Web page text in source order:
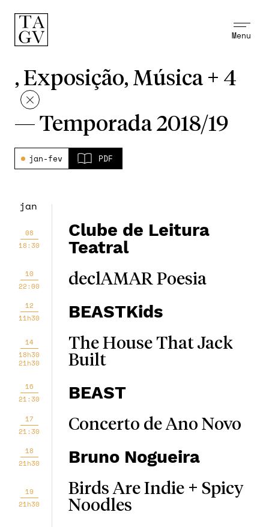
Menu
, Exposição, Música + 4
— Temporada 2018/19
jan-fev PDF
jan
08
18:30
Clube de Leitura
Teatral
10
22:00
declAMAR Poesia
12
11h30
BEASTKids
14
18h30
21h30
The House That Jack
Built
16
21:30
BEAST
17
21:30
Concerto de Ano Novo
18
21h30
Bruno Nogueira
19
21h30
Birds Are Indie + Spicy
Noodles